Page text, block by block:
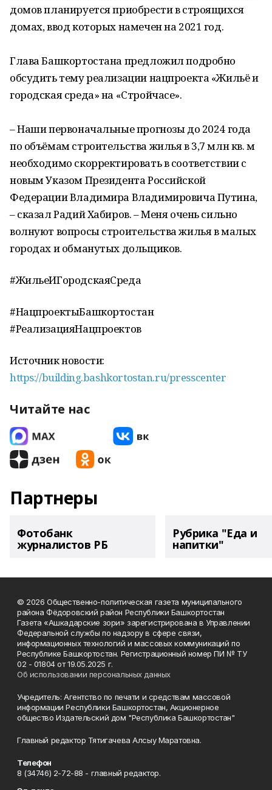
домов планируется приобрести в строящихся
домах, ввод которых намечен на 2021 год.
Глава Башкортостана предложил подробно
обсудить тему реализации нацпроекта «Жильё и
городская среда» на «Стройчасе».
– Наши первоначальные прогнозы до 2024 года
по объёмам строительства жилья в 3,7 млн кв. м
необходимо скорректировать в соответствии с
новым Указом Президента Российской
Федерации Владимира Владимировича Путина,
– сказал Радий Хабиров. – Меня очень сильно
волнуют вопросы строительства жилья в малых
городах и обманутых дольщиков.
#ЖильеИГородскаяСреда
#НацпроектыБашкортостан
#РеализацияНацпроектов
Источник новости:
https://building.bashkortostan.ru/presscenter
Читайте нас
Партнеры
Фотобанк
журналистов РБ
Рубрика "Еда и
напитки"
© 2026 Общественно-политическая газета муниципального
района Фёдоровский район Республики Башкортостан
Газета «Ашкадарские зори» зарегистрирована в Управлении
Федеральной службы по надзору в сфере связи,
информационных технологий и массовых коммуникаций по
Республике Башкортостан. Регистрационный номер ПИ № ТУ
02 - 01804 от 19.05.2025 г.
Об использовании персональных данных
Учредитель: Агентство по печати и средствам массовой
информации Республики Башкортостан, Акционерное
общество Издательский дом "Республика Башкортостан"
Главный редактор Тятигачева Алсыу Маратовна.
Телефон
8 (34746) 2-72-88 - главный редактор.